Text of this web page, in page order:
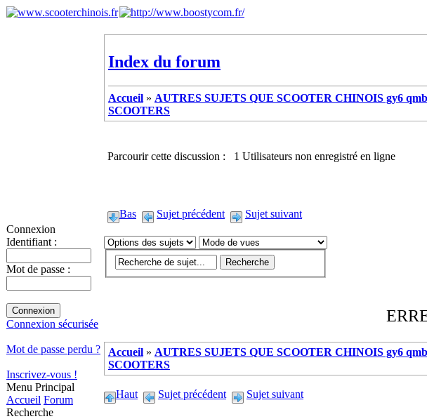
Connexion
Identifiant :
Mot de passe :
Connexion sécurisée
Mot de passe perdu ?
Inscrivez-vous !
Menu Principal
Accueil Forum
Recherche
Index du forum
Accueil » AUTRES SUJETS QUE SCOOTER CHINOIS gy6
SCOOTERS
Parcourir cette discussion : 1 Utilisateurs non enregistré en ligne
Bas Sujet précédent Sujet suivant
Accueil » AUTRES SUJETS QUE SCOOTER CHINOIS gy6
SCOOTERS
Haut Sujet précédent Sujet suivant